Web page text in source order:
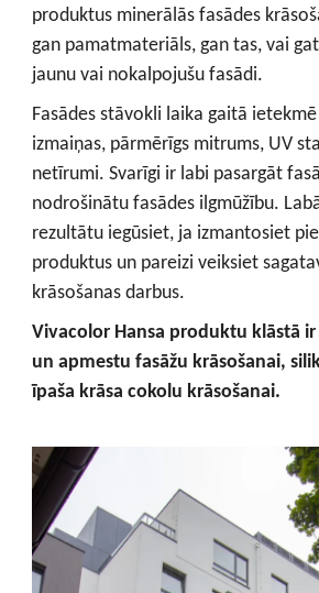
produktus minerālās fasādes
gan pamatmateriāls, gan tas, vai
jaunu vai nokalpojušu fasādi.
Fasādes stāvokli laika gaitā
izmaiņas, pārmērīgs mitrums, UV
netīrumi. Svarīgi ir labi pasargāt
nodrošinātu fasādes ilgmūžību.
rezultātu iegūsiet, ja izmantosiet
produktus un pareizi veiksiet
krāsošanas darbus.
Vivacolor Hansa produktu klāstā ir
un apmestu fasāžu krāsošanai,
īpaša krāsa cokolu krāsošanai.